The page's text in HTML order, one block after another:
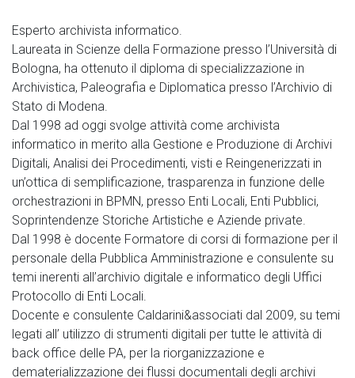
Esperto archivista informatico.
Laureata in Scienze della Formazione presso l’Università di
Bologna, ha ottenuto il diploma di specializzazione in
Archivistica, Paleografia e Diplomatica presso l’Archivio di
Stato di Modena.
Dal 1998 ad oggi svolge attività come archivista
informatico in merito alla Gestione e Produzione di Archivi
Digitali, Analisi dei Procedimenti, visti e Reingenerizzati in
un’ottica di semplificazione, trasparenza in funzione delle
orchestrazioni in BPMN, presso Enti Locali, Enti Pubblici,
Soprintendenze Storiche Artistiche e Aziende private.
Dal 1998 è docente Formatore di corsi di formazione per il
personale della Pubblica Amministrazione e consulente su
temi inerenti all’archivio digitale e informatico degli Uffici
Protocollo di Enti Locali.
Docente e consulente Caldarini&associati dal 2009, su temi
legati all’ utilizzo di strumenti digitali per tutte le attività di
back office delle PA, per la riorganizzazione e
dematerializzazione dei flussi documentali degli archivi